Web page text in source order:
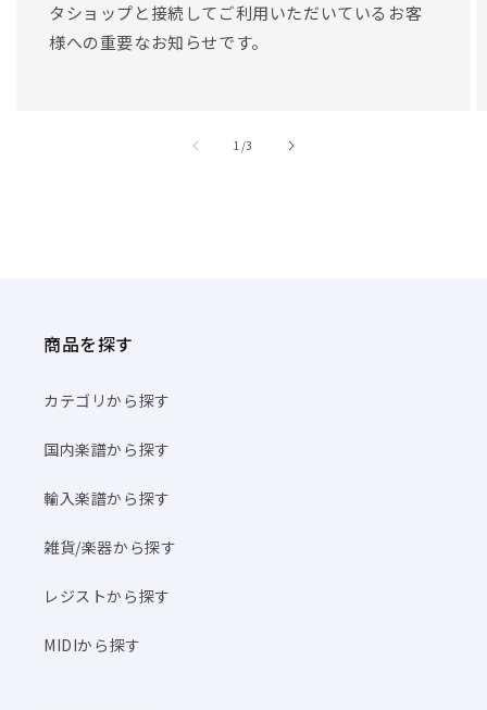
商品を探す
カテゴリから探す
国内楽譜から探す
輸入楽譜から探す
雑貨/楽器から探す
レジストから探す
MIDIから探す